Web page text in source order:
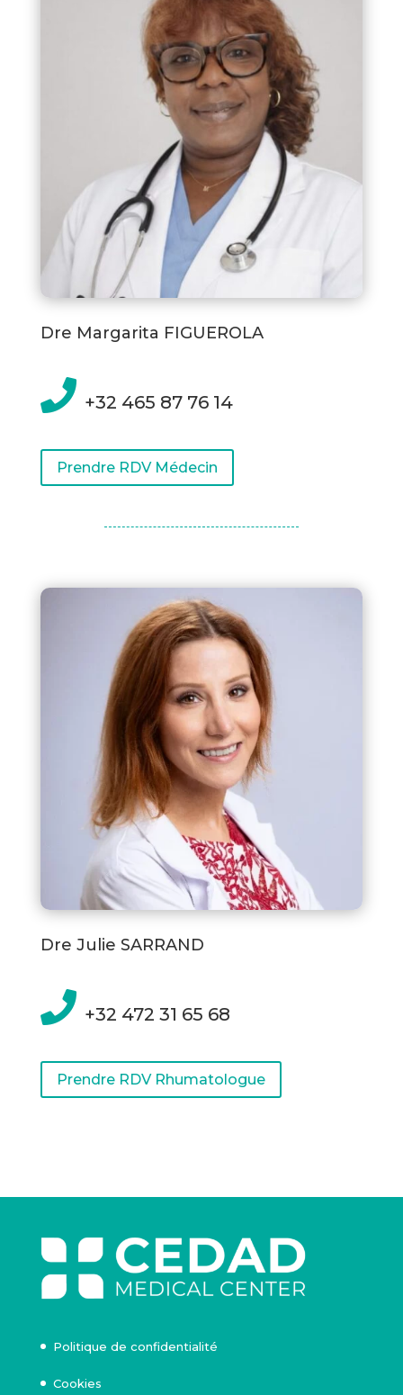
Dre Margarita FIGUEROLA
 +32 465 87 76 14
Prendre RDV Médecin
Dre Julie SARRAND
 +32 472 31 65 68
Prendre RDV Rhumatologue
Politique de confidentialité
Cookies